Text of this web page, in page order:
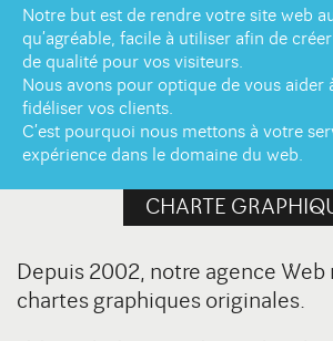
Notre but est de rendre votre site web
qu’agréable, facile à utiliser afin de
de qualité pour vos visiteurs.
Nous avons pour optique de vous aider
fidéliser vos clients.
C’est pourquoi nous mettons à votre
expérience dans le domaine du web.
CHARTE
Depuis 2002, notre agence Web
chartes graphiques originales.